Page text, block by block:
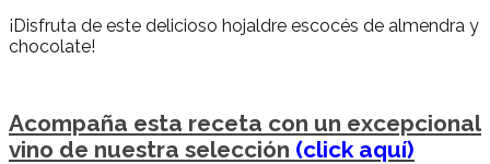
¡Disfruta de este delicioso hojaldre escocés de almendra y
chocolate!
Acompaña esta receta con un excepcional
vino de nuestra selección (click aquí)